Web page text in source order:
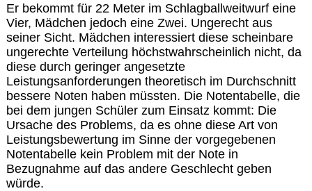
Er bekommt für 22 Meter im Schlagballweitwurf eine
Vier, Mädchen jedoch eine Zwei. Ungerecht aus
seiner Sicht. Mädchen interessiert diese scheinbare
ungerechte Verteilung höchstwahrscheinlich nicht, da
diese durch geringer angesetzte
Leistungsanforderungen theoretisch im Durchschnitt
bessere Noten haben müssten. Die Notentabelle, die
bei dem jungen Schüler zum Einsatz kommt: Die
Ursache des Problems, da es ohne diese Art von
Leistungsbewertung im Sinne der vorgegebenen
Notentabelle kein Problem mit der Note in
Bezugnahme auf das andere Geschlecht geben
würde.